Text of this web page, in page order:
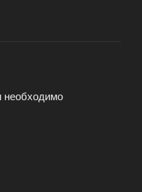
необходимо